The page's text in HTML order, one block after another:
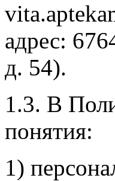
адрес:
д. 54).
1.3. В
понятия:
1)